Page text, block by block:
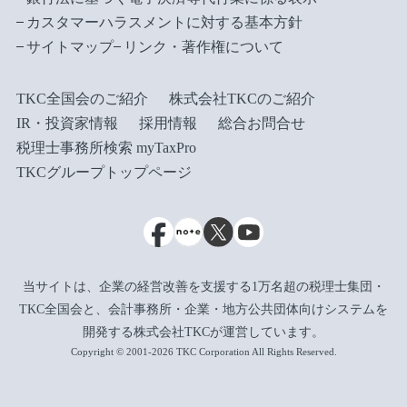
カスタマーハラスメントに対する基本方針
サイトマップ
リンク・著作権について
TKC全国会のご紹介
株式会社TKCのご紹介
IR・投資家情報
採用情報
総合お問合せ
税理士事務所検索 myTaxPro
TKCグループトップページ
当サイトは、企業の経営改善を支援する1万名超の税理士集団・
TKC全国会と、会計事務所・企業・地方公共団体向けシステムを
開発する株式会社TKCが運営しています。
Copyright © 2001-2026 TKC Corporation All Rights Reserved.